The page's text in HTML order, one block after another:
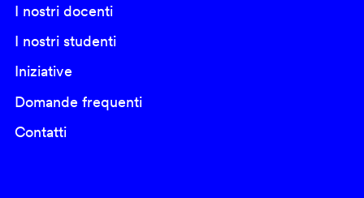
I nostri docenti
I nostri studenti
Iniziative
Domande frequenti
Contatti